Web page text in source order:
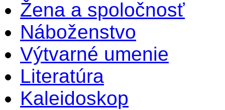
Žena a spoločnosť
Náboženstvo
Výtvarné umenie
Literatúra
Kaleidoskop